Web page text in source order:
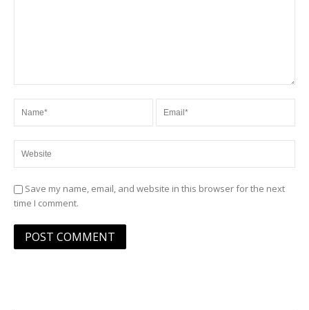
Save my name, email, and website in this browser for the next
time I comment.